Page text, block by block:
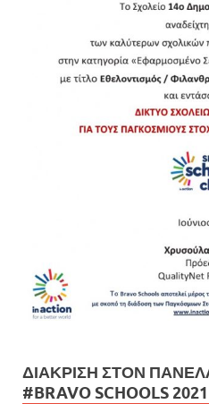
ΔΙΆΚΡΙΣΗ ΣΤΟΝ
#BRAVO SCHOOLS 2021